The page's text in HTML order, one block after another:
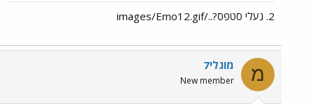
2. נעלי סטפס?../images/Emo12.gif
מ מוגלי7
New member